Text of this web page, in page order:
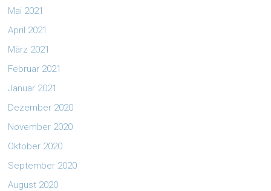
Mai 2021
April 2021
März 2021
Februar 2021
Januar 2021
Dezember 2020
November 2020
Oktober 2020
September 2020
August 2020